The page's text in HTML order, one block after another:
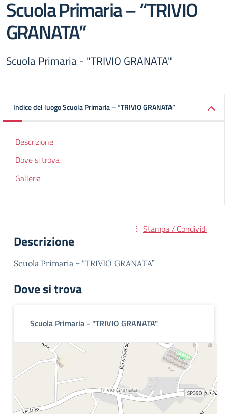
Scuola Primaria – “TRIVIO
GRANATA”
Scuola Primaria - "TRIVIO GRANATA"
Indice del luogo Scuola Primaria – “TRIVIO GRANATA”
Descrizione
Dove si trova
Galleria
Stampa / Condividi
Descrizione
Scuola Primaria – “TRIVIO GRANATA”
Dove si trova
Scuola Primaria - "TRIVIO GRANATA"